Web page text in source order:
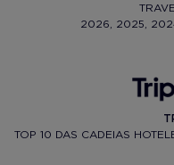
2026, 2025,
TOP 10 DAS CADEIAS